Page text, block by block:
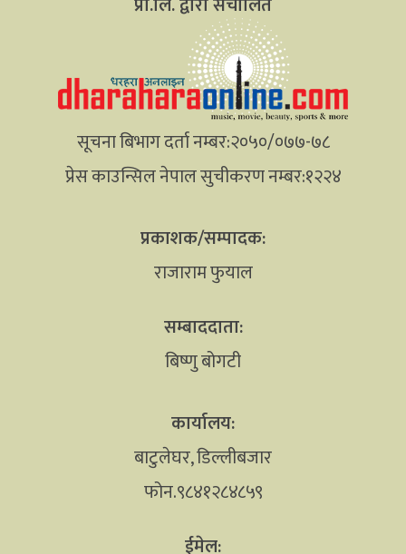
सूचना बिभाग दर्ता नम्बर:२०५०/०७७-७८
प्रेस काउन्सिल नेपाल सुचीकरण नम्बर:१२२४
प्रकाशक/सम्पादक:
राजाराम फुयाल
सम्बाददाता:
बिष्णु बोगटी
कार्यालय:
बाटुलेघर, डिल्लीबजार
फोन.९८४१२८४८५९
ईमेल: